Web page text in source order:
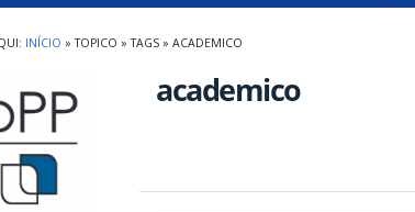
INÍCIO » TOPICO » TAGS » ACADEMICO
academico